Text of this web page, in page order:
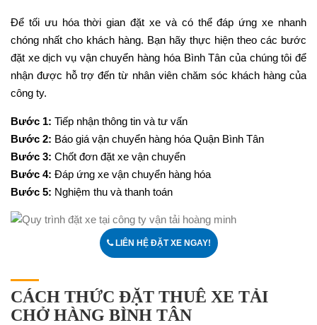
Để tối ưu hóa thời gian đặt xe và có thể đáp ứng xe nhanh
chóng nhất cho khách hàng. Bạn hãy thực hiện theo các bước
đặt xe dịch vụ vận chuyển hàng hóa Bình Tân của chúng tôi để
nhận được hỗ trợ đến từ nhân viên chăm sóc khách hàng của
công ty.
Bước 1: Tiếp nhận thông tin và tư vấn
Bước 2: Báo giá vận chuyển hàng hóa Quận Bình Tân
Bước 3: Chốt đơn đặt xe vận chuyển
Bước 4: Đáp ứng xe vận chuyển hàng hóa
Bước 5: Nghiệm thu và thanh toán
LIÊN HỆ ĐẶT XE NGAY!
CÁCH THỨC ĐẶT THUÊ XE TẢI
CHỞ HÀNG BÌNH TÂN